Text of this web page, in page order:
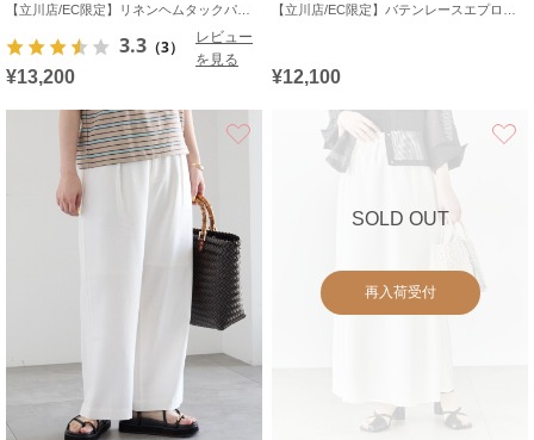
3.3 （3）
レビュー
を見る
¥13,200
¥12,100
SOLD OUT
再入荷受付